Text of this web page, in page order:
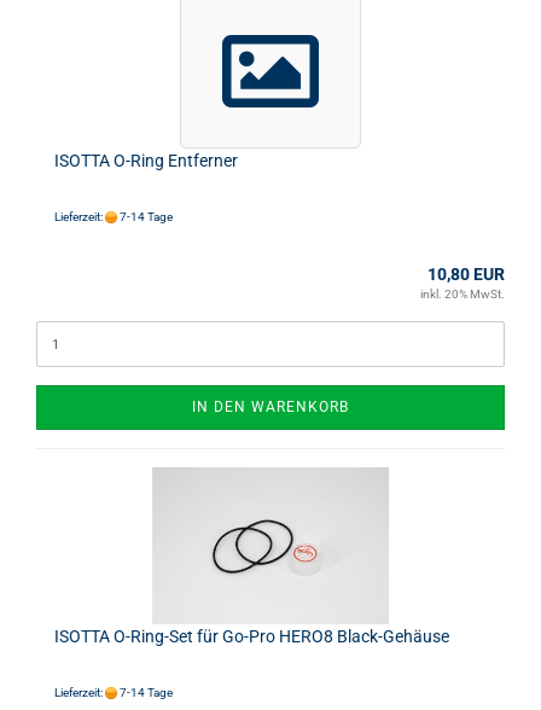
ISOTTA O-Ring Entferner
Lieferzeit: 7-14 Tage
10,80 EUR
inkl. 20% MwSt.
IN DEN WARENKORB
ISOTTA O-Ring-Set für Go-Pro HERO8 Black-Gehäuse
Lieferzeit: 7-14 Tage